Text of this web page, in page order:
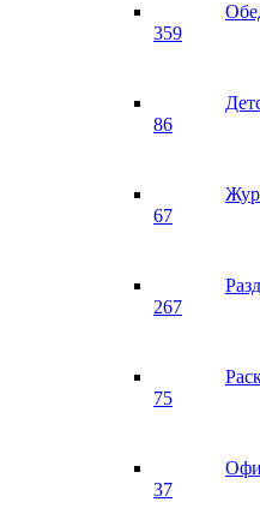
359
86
67
267
75
37